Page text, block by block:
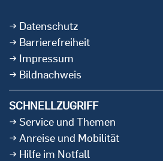
Datenschutz
Barrierefreiheit
Impressum
Bildnachweis
SCHNELLZUGRIFF
Service und Themen
Anreise und Mobilität
Hilfe im Notfall